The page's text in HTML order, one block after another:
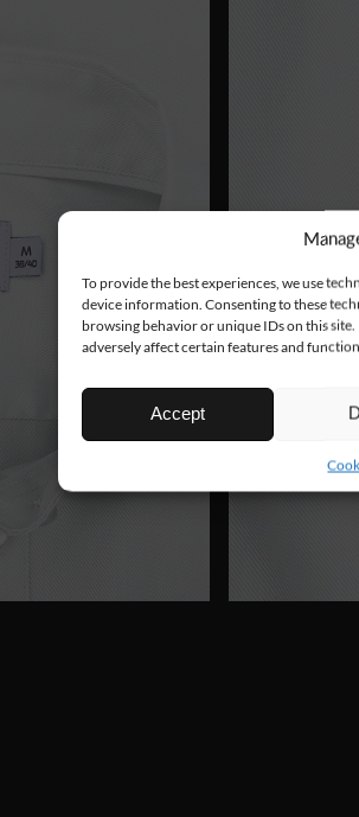
To provide the best experiences, we use
device information. Consenting to these
browsing behavior or unique IDs on this
adversely affect certain features and
Accept